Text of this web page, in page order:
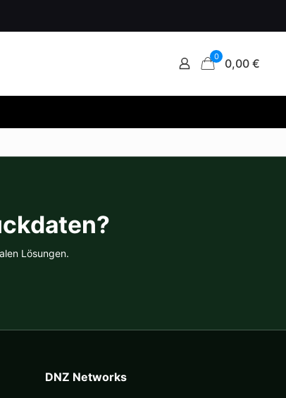
0 0,00 €
Lösungen.
DNZ Networks